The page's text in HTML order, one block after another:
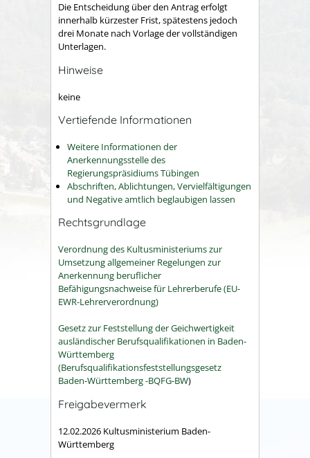
Die Entscheidung über den Antrag erfolgt
innerhalb kürzester Frist, spätestens jedoch
drei Monate nach Vorlage der vollständigen
Unterlagen.
Hinweise
keine
Vertiefende Informationen
Weitere Informationen der
Anerkennungsstelle des
Regierungspräsidiums Tübingen
Abschriften, Ablichtungen, Vervielfältigungen
und Negative amtlich beglaubigen lassen
Rechtsgrundlage
Verordnung des Kultusministeriums zur
Umsetzung allgemeiner Regelungen zur
Anerkennung beruflicher
Befähigungsnachweise für Lehrerberufe (EU-
EWR-Lehrerverordnung)
Gesetz zur Feststellung der Geichwertigkeit
ausländischer Berufsqualifikationen in Baden-
Württemberg
(Berufsqualifikationsfeststellungsgesetz
Baden-Württemberg -BQFG-BW)
Freigabevermerk
12.02.2026 Kultusministerium Baden-
Württemberg